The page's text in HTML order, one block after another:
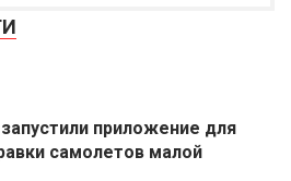
приложение для
самолетов малой